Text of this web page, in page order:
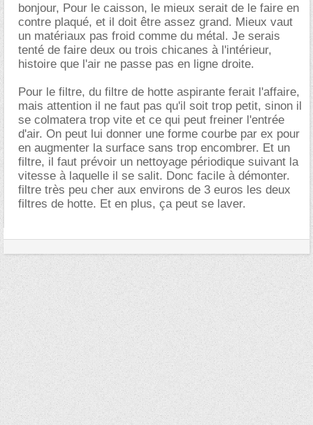
bonjour, Pour le caisson, le mieux serait de le faire en
contre plaqué, et il doit être assez grand. Mieux vaut
un matériaux pas froid comme du métal. Je serais
tenté de faire deux ou trois chicanes à l'intérieur,
histoire que l'air ne passe pas en ligne droite.
Pour le filtre, du filtre de hotte aspirante ferait l'affaire,
mais attention il ne faut pas qu'il soit trop petit, sinon il
se colmatera trop vite et ce qui peut freiner l'entrée
d'air. On peut lui donner une forme courbe par ex pour
en augmenter la surface sans trop encombrer. Et un
filtre, il faut prévoir un nettoyage périodique suivant la
vitesse à laquelle il se salit. Donc facile à démonter.
filtre très peu cher aux environs de 3 euros les deux
filtres de hotte. Et en plus, ça peut se laver.